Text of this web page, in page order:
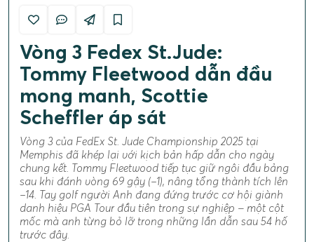
Vòng 3 Fedex St.Jude:
Tommy Fleetwood dẫn đầu
mong manh, Scottie
Scheffler áp sát
Vòng 3 của FedEx St. Jude Championship 2025 tại
Memphis đã khép lại với kịch bản hấp dẫn cho ngày
chung kết. Tommy Fleetwood tiếp tục giữ ngôi đầu bảng
sau khi đánh vòng 69 gậy (−1), nâng tổng thành tích lên
−14. Tay golf người Anh đang đứng trước cơ hội giành
danh hiệu PGA Tour đầu tiên trong sự nghiệp – một cột
mốc mà anh từng bỏ lỡ trong những lần dẫn sau 54 hố
trước đây.